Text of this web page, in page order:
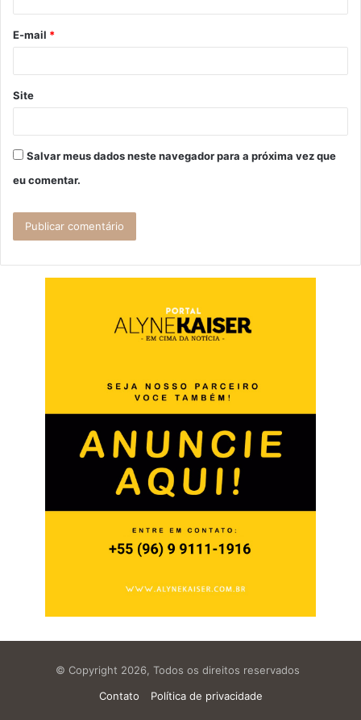
*
E-mail *
Site
Salvar meus dados neste navegador para a próxima vez que
eu comentar.
© Copyright 2026, Todos os direitos reservados
Contato
Política de privacidade